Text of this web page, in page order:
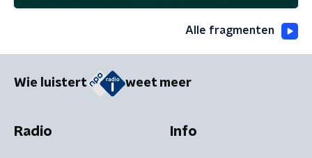
Alle fragmenten
Wie luistert weet meer
Radio Info